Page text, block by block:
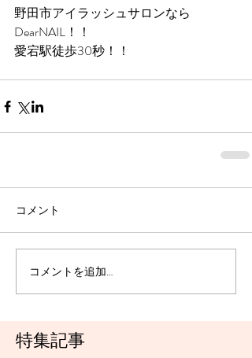
特集記事
野田市アイラッシュサロンなら
DearNAIL！！
愛宕駅徒歩30秒！！
コメント
コメントを追加…